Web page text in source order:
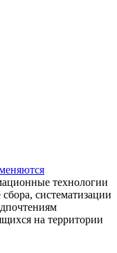
технологии
систематизации
на территории